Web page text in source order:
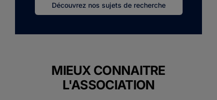
Découvrez nos sujets de recherche
MIEUX CONNAITRE
L'ASSOCIATION